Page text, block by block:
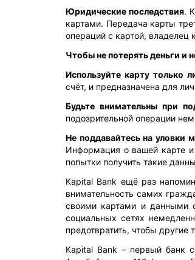
Юридические последствия.
картами. Передача карты
операций с картой, владелец
Чтобы не потерять деньги и
Используйте карту только
счёт, и предназначена для
Будьте внимательны при
подозрительной операции
Не поддавайтесь на уловки
Информация о вашей карте
попытки получить такие
Kapital Bank ещё раз
внимательность самих
своими картами и данными
социальных сетях
предотвратить, чтобы
Kapital Bank – первый банк